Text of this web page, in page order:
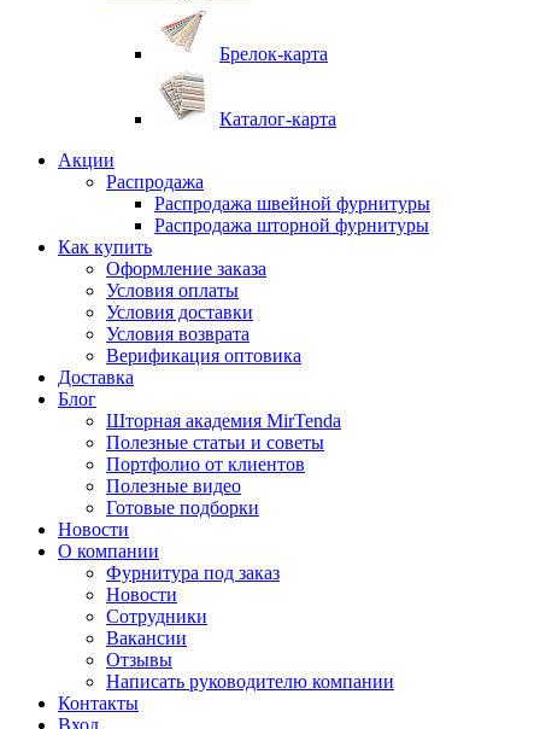
Брелок-карта
Каталог-карта
Акции
Распродажа
Распродажа швейной фурнитуры
Распродажа шторной фурнитуры
Как купить
Оформление заказа
Условия оплаты
Условия доставки
Условия возврата
Верификация оптовика
Доставка
Блог
Шторная академия MirTenda
Полезные статьи и советы
Портфолио от клиентов
Полезные видео
Готовые подборки
Новости
О компании
Фурнитура под заказ
Новости
Сотрудники
Вакансии
Отзывы
Написать руководителю компании
Контакты
Вход